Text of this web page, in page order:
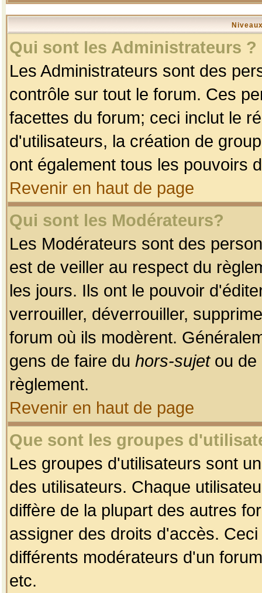
Qui sont les Administrateurs ?
Les Administrateurs sont des
contrôle sur tout le forum. Ces
facettes du forum; ceci inclut le
d'utilisateurs, la création de
ont également tous les pouvoirs
Revenir en haut de page
Qui sont les Modérateurs?
Les Modérateurs sont des
est de veiller au respect du
les jours. Ils ont le pouvoir
verrouiller, déverrouiller,
forum où ils modèrent.
gens de faire du hors-sujetou de
règlement.
Revenir en haut de page
Que sont les groupes
Les groupes d'utilisateurs sont
des utilisateurs. Chaque
diffère de la plupart des autres
assigner des droits d'accès.
différents modérateurs d'un
etc.